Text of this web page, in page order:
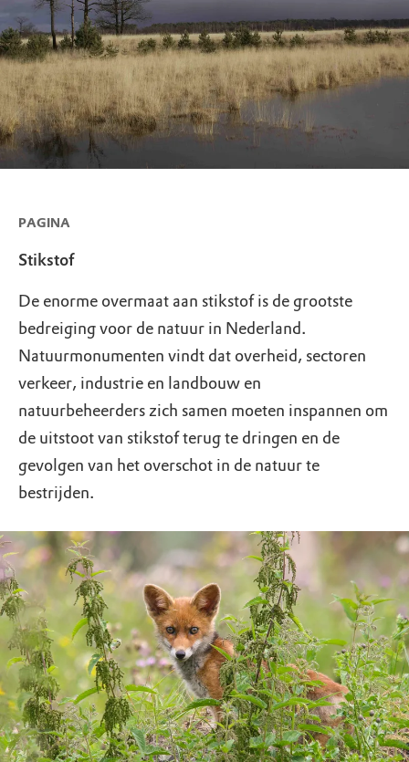
PAGINA
Stikstof
De enorme overmaat aan stikstof is de grootste
bedreiging voor de natuur in Nederland.
Natuurmonumenten vindt dat overheid, sectoren
verkeer, industrie en landbouw en
natuurbeheerders zich samen moeten inspannen om
de uitstoot van stikstof terug te dringen en de
gevolgen van het overschot in de natuur te
bestrijden.